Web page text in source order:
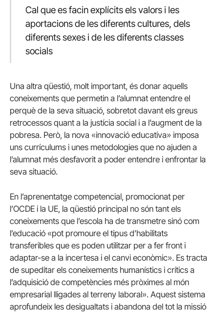
Cal que es facin explícits els valors i les
aportacions de les diferents cultures, dels
diferents sexes i de les diferents classes
socials
Una altra qüestió, molt important, és donar aquells
coneixements que permetin a l’alumnat entendre el
perquè de la seva situació, sobretot davant els greus
retrocessos quant a la justícia social i a l’augment de la
pobresa. Però, la nova «innovació educativa» imposa
uns currículums i unes metodologies que no ajuden a
l’alumnat més desfavorit a poder entendre i enfrontar la
seva situació.
En l’aprenentatge competencial, promocionat per
l’OCDE i la UE, la qüestió principal no són tant els
coneixements que l’escola ha de transmetre sinó com
l’educació «pot promoure el tipus d’habilitats
transferibles que es poden utilitzar per a fer front i
adaptar-se a la incertesa i el canvi econòmic». Es tracta
de supeditar els coneixements humanístics i crítics a
l’adquisició de competències més pròximes al món
empresarial lligades al terreny laboral». Aquest sistema
aprofundeix les desigualtats i abandona del tot la missió